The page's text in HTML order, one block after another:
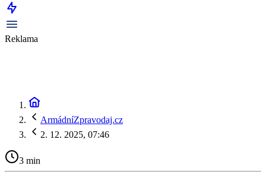
Reklama
ArmádníZpravodaj.cz
2. 12. 2025, 07:46
3 min